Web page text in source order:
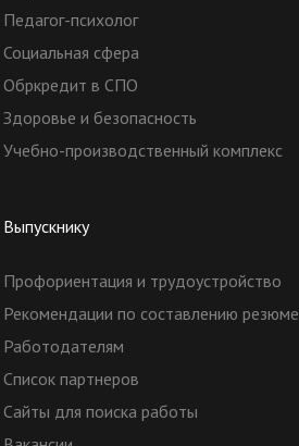
Педагог-психолог
Социальная сфера
Обркредит в СПО
Здоровье и безопасность
Учебно-производственный комплекс
Выпускнику
Профориентация и трудоустройство
Рекомендации по составлению резюме
Работодателям
Список партнеров
Сайты для поиска работы